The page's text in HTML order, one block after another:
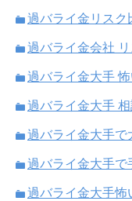
過バライ金リスク
過バライ金会社 リ
過バライ金大手 怖
過バライ金大手
過バライ金大手で
過バライ金大手で
過バライ金大手怖